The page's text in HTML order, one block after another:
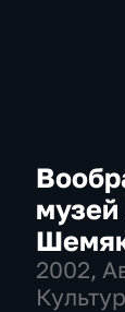
2002,